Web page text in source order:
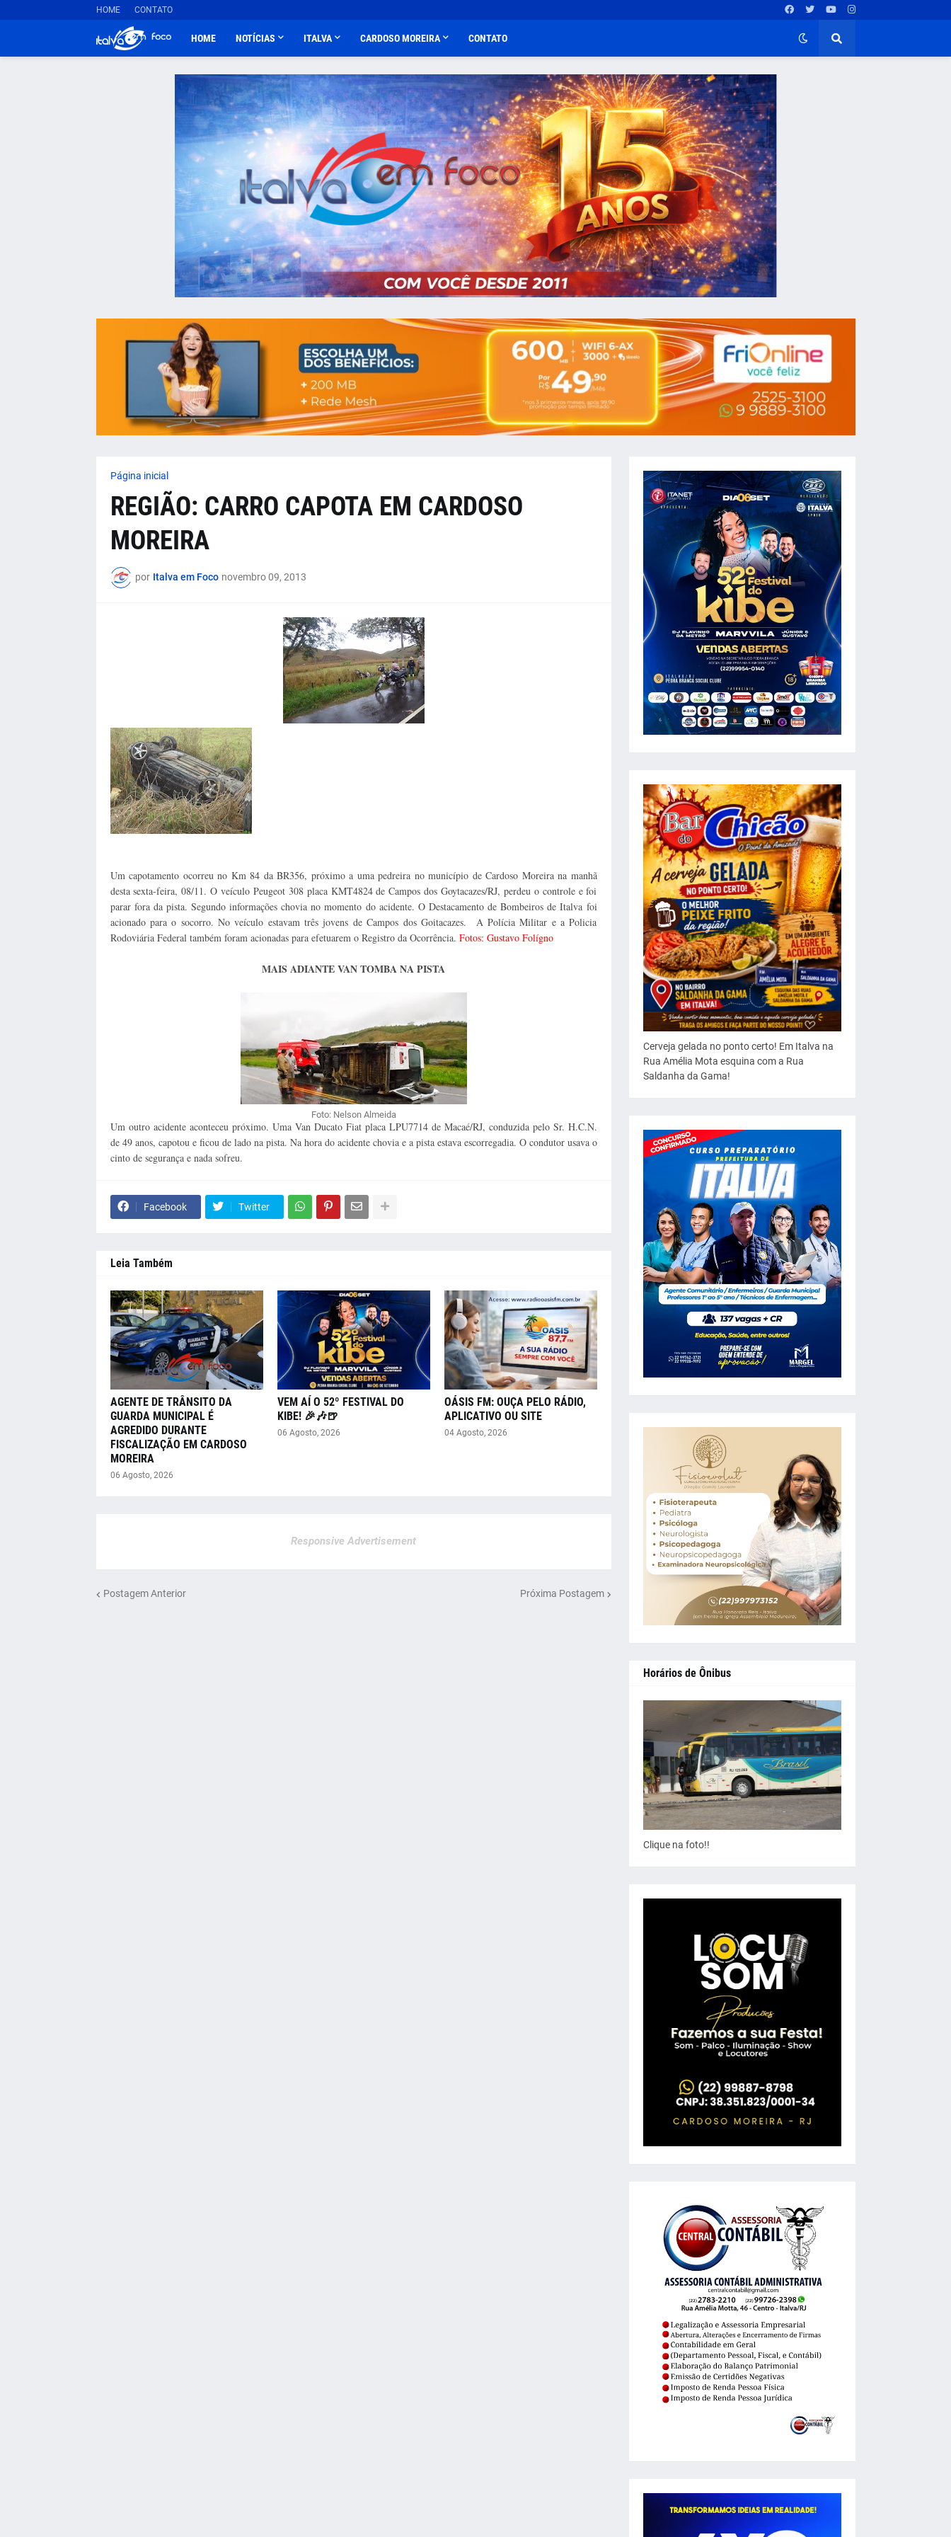
HOME CONTATO
HOME NOTÍCIAS ITALVA CARDOSO MOREIRA CONTATO
Página inicial
REGIÃO: CARRO CAPOTA EM CARDOSO
MOREIRA
por Italva em Foco novembro 09, 2013
Um capotamento ocorreu no Km 84 da BR356, próximo a uma pedreira no município de Cardoso Moreira na manhã
desta sexta-feira, 08/11. O veículo Peugeot 308 placa KMT4824 de Campos dos Goytacazes/RJ, perdeu o controle e foi
parar fora da pista. Segundo informações chovia no momento do acidente. O Destacamento de Bombeiros de Italva foi
acionado para o socorro. No veículo estavam três jovens de Campos dos Goitacazes. A Polícia Militar e a Policia
Rodoviária Federal também foram acionadas para efetuarem o Registro da Ocorrência. Fotos: Gustavo Folígno
MAIS ADIANTE VAN TOMBA NA PISTA
Foto: Nelson Almeida
Um outro acidente aconteceu próximo. Uma Van Ducato Fiat placa LPU7714 de Macaé/RJ, conduzida pelo Sr. H.C.N.
de 49 anos, capotou e ficou de lado na pista. Na hora do acidente chovia e a pista estava escorregadia. O condutor usava o
cinto de segurança e nada sofreu.
Facebook Twitter
Leia Também
AGENTE DE TRÂNSITO DA
GUARDA MUNICIPAL É
AGREDIDO DURANTE
FISCALIZAÇÃO EM CARDOSO
MOREIRA
06 Agosto, 2026
VEM AÍ O 52º FESTIVAL DO
KIBE! 🎉🎶🍺
06 Agosto, 2026
OÁSIS FM: OUÇA PELO RÁDIO,
APLICATIVO OU SITE
04 Agosto, 2026
Responsive Advertisement
Postagem Anterior Próxima Postagem
Cerveja gelada no ponto certo! Em Italva na
Rua Amélia Mota esquina com a Rua
Saldanha da Gama!
Horários de Ônibus
Clique na foto!!